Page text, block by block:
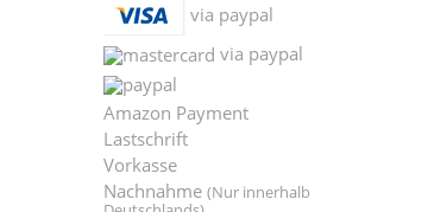
via paypal
via paypal
Amazon Payment
Lastschrift
Vorkasse
Nachnahme (Nur innerhalb